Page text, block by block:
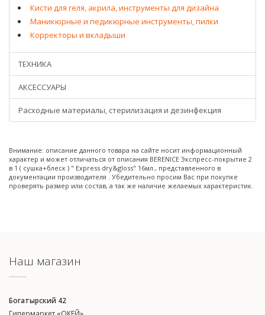
Кисти для геля, акрила, инструменты для дизайна
Маникюрные и педикюрные инструменты, пилки
Корректоры и вкладыши
ТЕХНИКА
АКСЕССУАРЫ
Расходные материалы, стерилизация и дезинфекция
Внимание: описание данного товара на сайте носит информационный
характер и может отличаться от описания BERENICE Экспресс-покрытие 2
в 1 ( сушка+блеск ) " Express dry&gloss" 16мл., представленного в
документации производителя . Убедительно просим Вас при покупке
проверять размер или состав, а так же наличие желаемых характеристик.
Наш магазин
Богатырский 42